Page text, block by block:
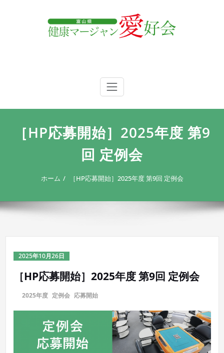
富山県 健康マージャン愛好会
［HP応募開始］2025年度 第9
回 定例会
ホーム ［HP応募開始］2025年度 第9回 定例会
2025年10月26日
［HP応募開始］2025年度 第9回 定例会
2025年度, 定例会, 応募開始